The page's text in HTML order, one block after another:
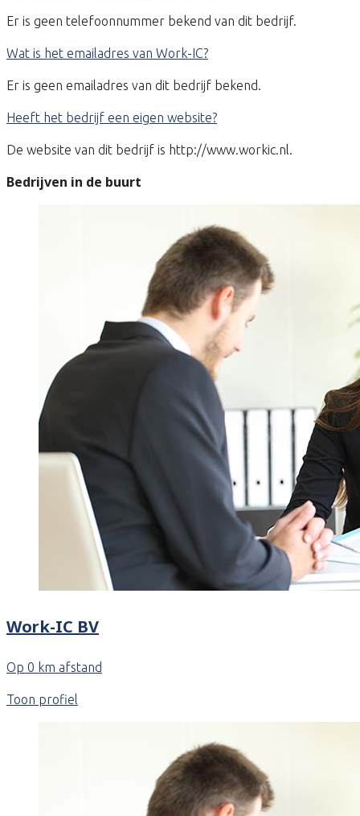
Er is geen telefoonnummer bekend van dit bedrijf.
Wat is het emailadres van Work-IC?
Er is geen emailadres van dit bedrijf bekend.
Heeft het bedrijf een eigen website?
De website van dit bedrijf is http://www.workic.nl.
Bedrijven in de buurt
Work-IC BV
Op 0 km afstand
Toon profiel